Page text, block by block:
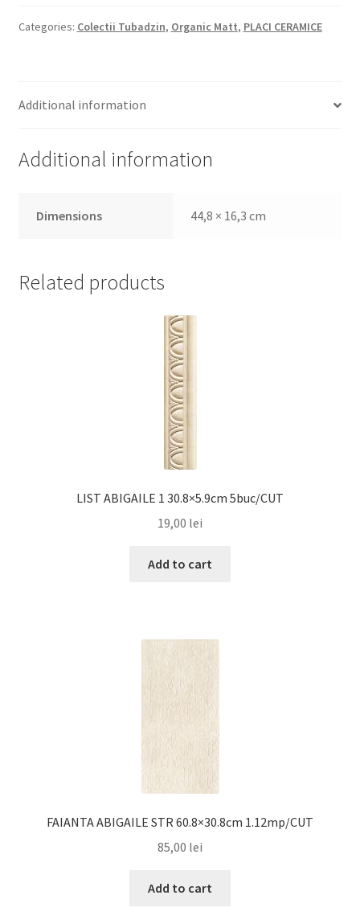
Plată
Categories: Colectii Tubadzin, Organic Matt, PLACI CERAMICE
Additional information
Additional information
Dimensions 44,8 × 16,3 cm
Related products
LIST ABIGAILE 1 30.8×5.9cm 5buc/CUT
19,00 lei
Add to cart
FAIANTA ABIGAILE STR 60.8×30.8cm 1.12mp/CUT
85,00 lei
Add to cart